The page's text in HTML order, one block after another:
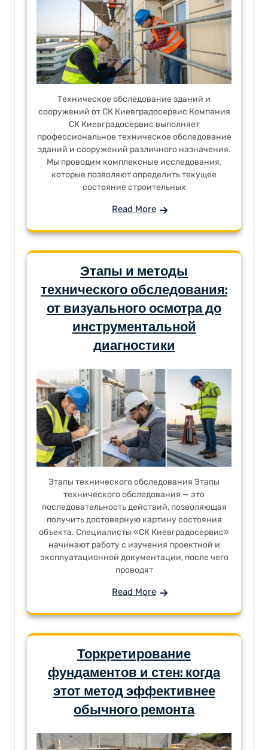
Техническое обследование зданий и
сооружений от СК Киевградосервис Компания
СК Киевградосервис выполняет
профессиональное техническое обследование
зданий и сооружений различного назначения.
Мы проводим комплексные исследования,
которые позволяют определить текущее
состояние строительных
Read More
Этапы и методы
технического обследования:
от визуального осмотра до
инструментальной
диагностики
Этапы технического обследования Этапы
технического обследования — это
последовательность действий, позволяющая
получить достоверную картину состояния
объекта. Специалисты «СК Киевградосервис»
начинают работу с изучения проектной и
эксплуатационной документации, после чего
проводят
Read More
Торкретирование
фундаментов и стен: когда
этот метод эффективнее
обычного ремонта